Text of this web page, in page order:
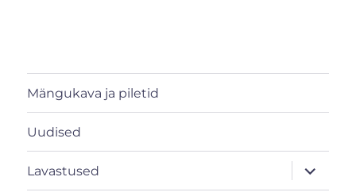
Mängukava ja piletid
Uudised
Lavastused
laienda